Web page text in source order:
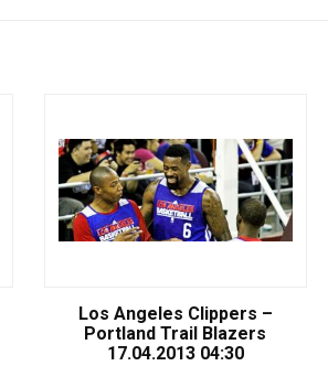
Los Angeles Clippers –
Portland Trail Blazers
17.04.2013 04:30